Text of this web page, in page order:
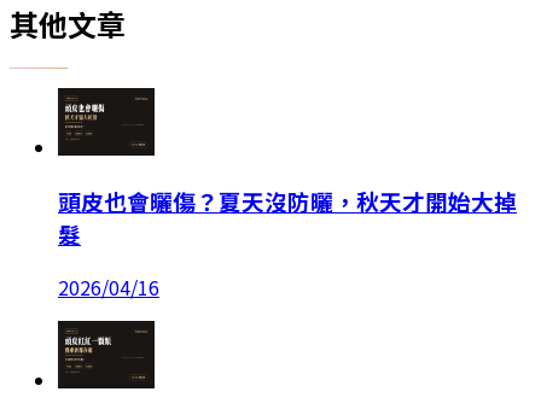
其他文章
頭皮也會曬傷？夏天沒防曬，秋天才開始大掉
髮
2026/04/16